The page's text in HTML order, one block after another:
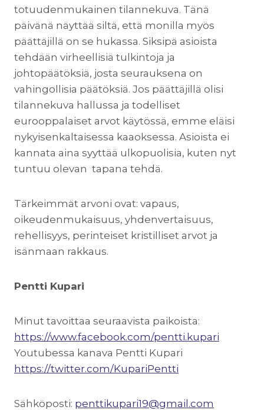
totuudenmukainen tilannekuva. Tänä
päivänä näyttää siltä, että monilla myös
päättäjillä on se hukassa. Siksipä asioista
tehdään virheellisiä tulkintoja ja
johtopäätöksiä, josta seurauksena on
vahingollisia päätöksiä. Jos päättäjillä olisi
tilannekuva hallussa ja todelliset
eurooppalaiset arvot käytössä, emme eläisi
nykyisenkaltaisessa kaaoksessa. Asioista ei
kannata aina syyttää ulkopuolisia, kuten nyt
tuntuu olevan tapana tehdä.
Tärkeimmät arvoni ovat: vapaus,
oikeudenmukaisuus, yhdenvertaisuus,
rehellisyys, perinteiset kristilliset arvot ja
isänmaan rakkaus.
Pentti Kupari
Minut tavoittaa seuraavista paikoista:
https://www.facebook.com/pentti.kupari
Youtubessa kanava Pentti Kupari
https://twitter.com/KupariPentti
Sähköposti: penttikupari19@gmail.com